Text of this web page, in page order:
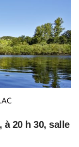
à 20 h 30, salle